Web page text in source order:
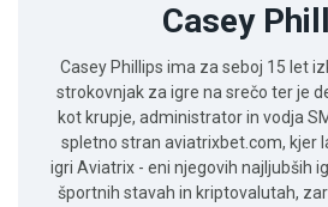
Casey
Casey Phillips ima za seboj 15 let
strokovnjak za igre na srečo ter je
kot krupje, administrator in vodja
spletno stran aviatrixbet.com, kjer
igri Aviatrix - eni njegovih najljubših
športnih stavah in kriptovalutah,